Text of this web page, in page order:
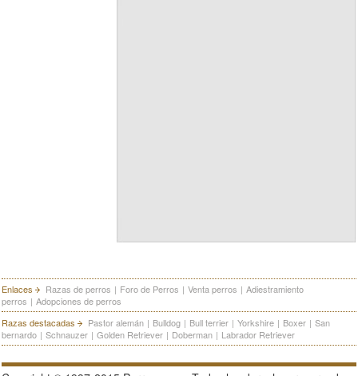
Enlaces Razas de perros | Foro de Perros | Venta perros | Adiestramiento
perros | Adopciones de perros
Razas destacadas
Pastor alemán | Bulldog | Bull terrier | Yorkshire | Boxer | San
bernardo | Schnauzer | Golden Retriever | Doberman | Labrador Retriever